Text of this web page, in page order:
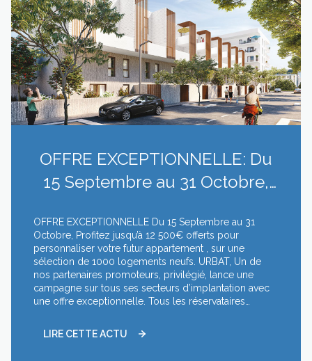
OFFRE EXCEPTIONNELLE: Du
15 Septembre au 31 Octobre,
pour pers...
OFFRE EXCEPTIONNELLE Du 15 Septembre au 31
Octobre, Profitez jusqu’à 12 500€ offerts pour
personnaliser votre futur appartement , sur une
sélection de 1000 logements neufs. URBAT, Un de
nos partenaires promoteurs, privilégié, lance une
campagne sur tous ses secteurs d’implantation avec
une offre exceptionnelle. Tous les réservataires
choisir dans le catalogue des options 2019. L’offre se
détaille comme il suit : - 8.500 € pour toutes
LIRE CETTE ACTU